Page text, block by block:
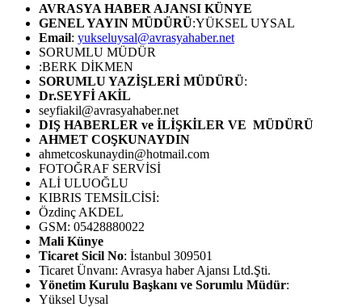
AVRASYA HABER AJANSI KÜNYE
GENEL YAYIN MÜDÜRÜ:YÜKSEL UYSAL
Email: yukseluysal@avrasyahaber.net
SORUMLU MÜDÜR
:BERK DİKMEN
SORUMLU YAZİŞLERİ MÜDÜRÜ:
Dr.SEYFİ AKİL
seyfiakil@avrasyahaber.net
DIŞ HABERLER ve İLİŞKİLER VE MÜDÜRÜ
AHMET COŞKUNAYDIN
ahmetcoskunaydin@hotmail.com
FOTOĞRAF SERVİSİ
ALİ ULUOĞLU
KIBRIS TEMSİLCİSİ:
Özdinç AKDEL
GSM: 05428880022
Mali Künye
Ticaret Sicil No: İstanbul 309501
Ticaret Ünvanı: Avrasya haber Ajansı Ltd.Şti.
Yönetim Kurulu Başkanı ve Sorumlu Müdür:
Yüksel Uysal